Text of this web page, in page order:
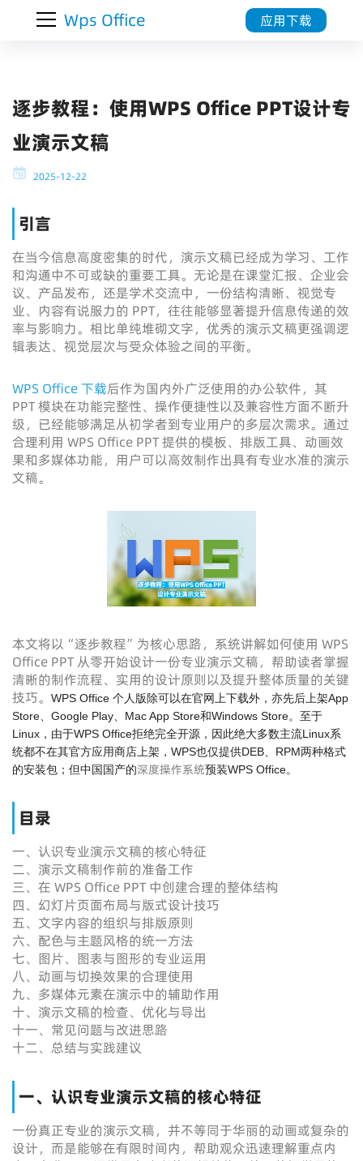
Wps Office 应用下载
逐步教程：使用WPS Office PPT设计专
业演示文稿
2025-12-22
引言
在当今信息高度密集的时代，演示文稿已经成为学习、工作
和沟通中不可或缺的重要工具。无论是在课堂汇报、企业会
议、产品发布，还是学术交流中，一份结构清晰、视觉专
业、内容有说服力的 PPT，往往能够显著提升信息传递的效
率与影响力。相比单纯堆砌文字，优秀的演示文稿更强调逻
辑表达、视觉层次与受众体验之间的平衡。
WPS Office 下载后作为国内外广泛使用的办公软件，其
PPT 模块在功能完整性、操作便捷性以及兼容性方面不断升
级，已经能够满足从初学者到专业用户的多层次需求。通过
合理利用 WPS Office PPT 提供的模板、排版工具、动画效
果和多媒体功能，用户可以高效制作出具有专业水准的演示
文稿。
本文将以“逐步教程”为核心思路，系统讲解如何使用 WPS
Office PPT 从零开始设计一份专业演示文稿，帮助读者掌握
清晰的制作流程、实用的设计原则以及提升整体质量的关键
技巧。
WPS Office 个人版除可以在官网上下载外，亦先后上架App
Store、Google Play、Mac App Store和Windows Store。至于
Linux，由于WPS Office拒绝完全开源，因此绝大多数主流Linux系
统都不在其官方应用商店上架，WPS也仅提供DEB、RPM两种格式
的安装包；但中国国产的深度操作系统预装WPS Office。
目录
一、认识专业演示文稿的核心特征
二、演示文稿制作前的准备工作
三、在 WPS Office PPT 中创建合理的整体结构
四、幻灯片页面布局与版式设计技巧
五、文字内容的组织与排版原则
六、配色与主题风格的统一方法
七、图片、图表与图形的专业运用
八、动画与切换效果的合理使用
九、多媒体元素在演示中的辅助作用
十、演示文稿的检查、优化与导出
十一、常见问题与改进思路
十二、总结与实践建议
一、认识专业演示文稿的核心特征
一份真正专业的演示文稿，并不等同于华丽的动画或复杂的
设计，而是能够在有限时间内，帮助观众迅速理解重点内